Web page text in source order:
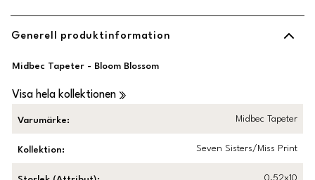
Generell produktinformation
Midbec Tapeter - Bloom Blossom
Visa hela kollektionen
Varumärke: Midbec Tapeter
Kollektion: Seven Sisters/Miss Print
0,52x10